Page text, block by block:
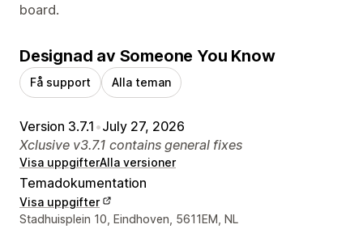
board.
Designad av Someone You Know
Få support Alla teman
Version 3.7.1 •July 27, 2026
Xclusive v3.7.1 contains general fixes
Visa uppgifterAlla versioner
Temadokumentation
Visa uppgifter
Designerns kontaktuppgifter
Stadhuisplein 10, Eindhoven, 5611EM, NL